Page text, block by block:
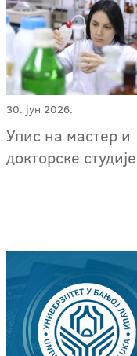
30. јун 2026.
Упис на мастер и
докторске студије